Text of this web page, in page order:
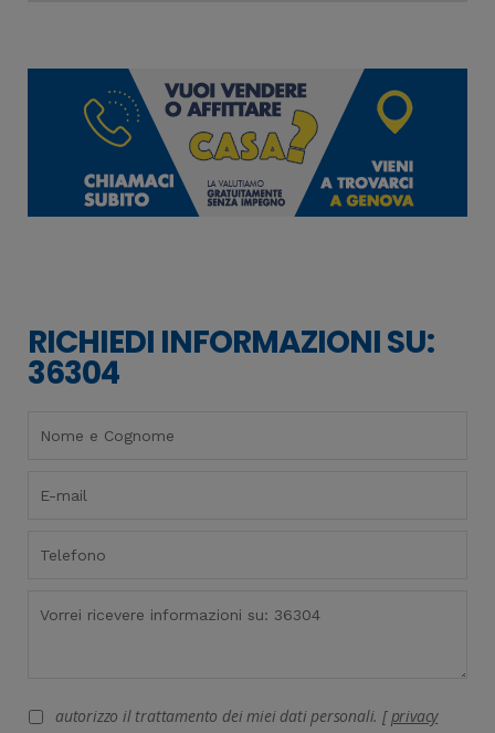
RICHIEDI INFORMAZIONI SU:
36304
autorizzo il trattamento dei miei dati personali. [privacy